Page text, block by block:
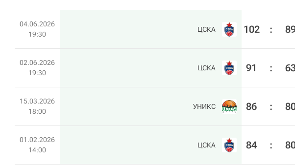
04.06.2026
19:30
ЦСКА 102 :
02.06.2026
19:30
ЦСКА 91 :
15.03.2026
18:00
УНИКС 86 :
01.02.2026
14:00
ЦСКА 84 :